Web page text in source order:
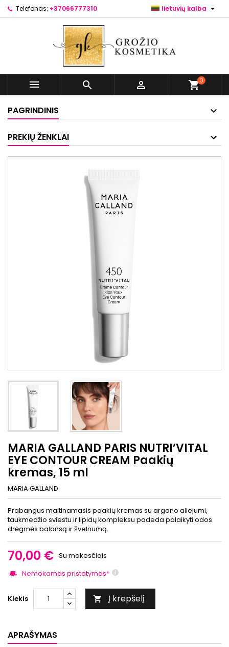
Telefonas: +37066777310 lietuvių kalba 
   shopping_cart0
PAGRINDINIS
PREKIŲ ŽENKLAI
MARIA GALLAND PARIS NUTRI’VITAL
EYE CONTOUR CREAM Paakių
kremas, 15 ml
MARIA GALLAND
Prabangus maitinamasis paakių kremas su argano aliejumi,
taukmedžio sviestu ir lipidų kompleksu padeda palaikyti odos
drėgmės balansą ir švelnumą.
70,00 € Su mokesčiais
Nemokamas pristatymas*
Kiekis  Į krepšelį
APRAŠYMAS